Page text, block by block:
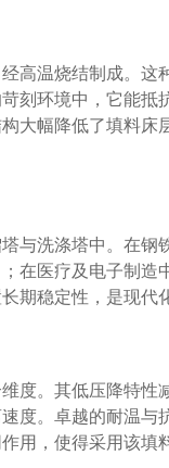
高温烧结制成。
刻环境中，它能
大幅降低了填料
与洗涤塔中。在
在医疗及电子制
期稳定性，是现代
度。其低压降特
度。卓越的耐温
用，使得采用该填